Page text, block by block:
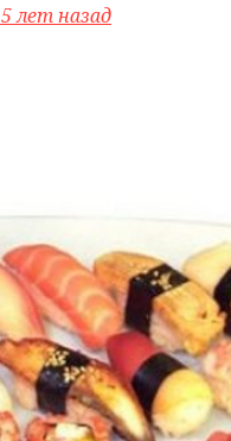
5 лет назад